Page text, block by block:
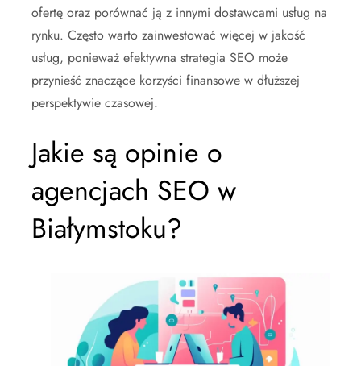
ofertę oraz porównać ją z innymi dostawcami usług na
rynku. Często warto zainwestować więcej w jakość
usług, ponieważ efektywna strategia SEO może
przynieść znaczące korzyści finansowe w dłuższej
perspektywie czasowej.
Jakie są opinie o
agencjach SEO w
Białymstoku?